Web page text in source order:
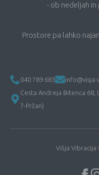
- ob nedeljah
Prostore pa lahko
040 789 683
info@visja-
Cesta Andreja Bitenca 68,
7-Pržan)
Višja Vibracija